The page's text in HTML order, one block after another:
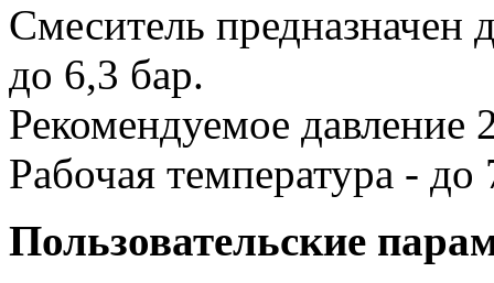
Смеситель предназначен
до 6,3 бар.
Рекомендуемое давление
Рабочая температура - до
Пользовательские